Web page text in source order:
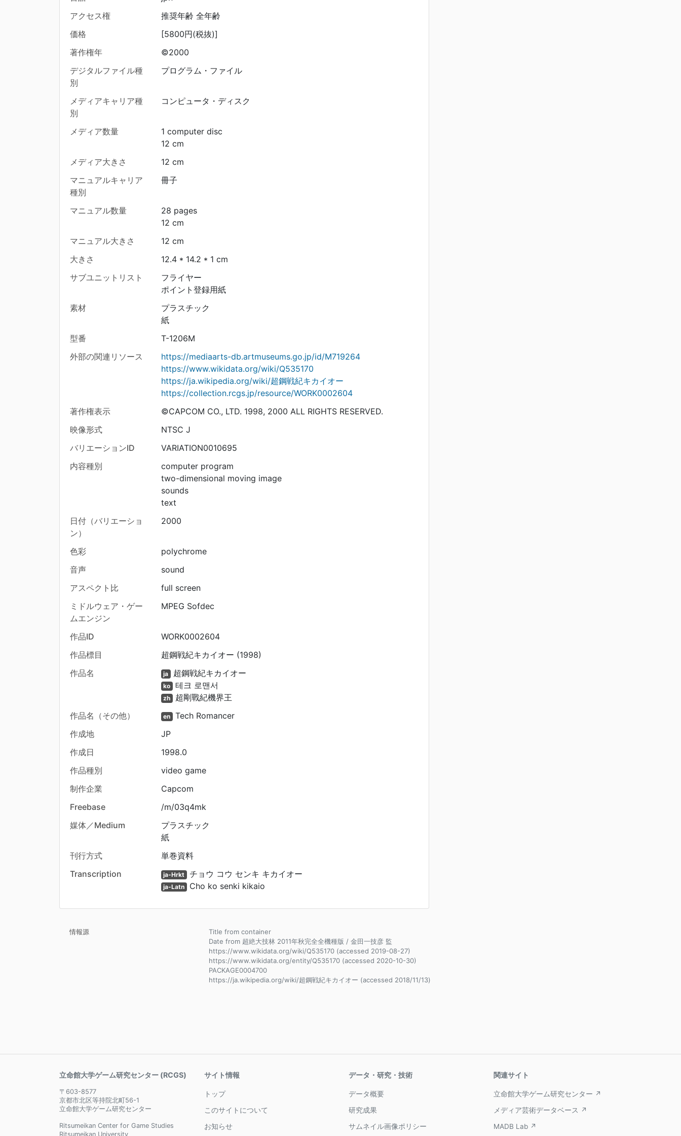
アクセス権
推奨年齢 全年齢
価格
[5800円(税抜)]
著作権年
©2000
デジタルファイル種
別
プログラム・ファイル
メディアキャリア種
別
コンピュータ・ディスク
メディア数量
1 computer disc
12 cm
メディア大きさ
12 cm
マニュアルキャリア
種別
冊子
マニュアル数量
28 pages
12 cm
マニュアル大きさ
12 cm
大きさ
12.4 * 14.2 * 1 cm
サブユニットリスト
フライヤー
ポイント登録用紙
素材
プラスチック
紙
型番
T-1206M
外部の関連リソース
https://mediaarts-db.artmuseums.go.jp/id/M719264
https://www.wikidata.org/wiki/Q535170
https://ja.wikipedia.org/wiki/超鋼戦紀キカイオー
https://collection.rcgs.jp/resource/WORK0002604
著作権表示
©CAPCOM CO., LTD. 1998, 2000 ALL RIGHTS RESERVED.
映像形式
NTSC J
バリエーションID
VARIATION0010695
内容種別
computer program
two-dimensional moving image
sounds
text
日付（バリエーショ
ン）
2000
色彩
polychrome
音声
sound
アスペクト比
full screen
ミドルウェア・ゲー
ムエンジン
MPEG Sofdec
作品ID
WORK0002604
作品標目
超鋼戦紀キカイオー (1998)
作品名
ja 超鋼戦紀キカイオー
ko 테크 로맨서
zh
超剛戰紀機界王
作品名（その他）
en
Tech Romancer
作成地
JP
作成日
1998.0
作品種別
video game
制作企業
Capcom
Freebase
/m/03q4mk
媒体／Medium
プラスチック
紙
刊行方式
単巻資料
Transcription
ja-Hrkt チョウ コウ センキ キカイオー
ja-Latn Cho ko senki kikaio
情報源
Title from container
Date from 超絶大技林 2011年秋完全全機種版 / 金田一技彦 監
https://www.wikidata.org/wiki/Q535170 (accessed 2019-08-27)
https://www.wikidata.org/entity/Q535170 (accessed 2020-10-30)
PACKAGE0004700
https://ja.wikipedia.org/wiki/超鋼戦紀キカイオー (accessed 2018/11/13)
立命館大学ゲーム研究センター (RCGS)
〒603-8577
京都市北区等持院北町56-1
立命館大学ゲーム研究センター
Ritsumeikan Center for Game Studies
Ritsumeikan University
サイト情報
トップ
このサイトについて
お知らせ
データ・研究・技術
データ概要
研究成果
サムネイル画像ポリシー
関連サイト
立命館大学ゲーム研究センター ↗
メディア芸術データベース ↗
MADB Lab ↗